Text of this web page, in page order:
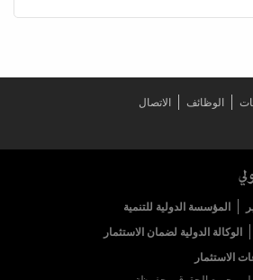
الوظائف
الاتصال
المؤسسة الدولية للتنمية
الوكالة الدولية لضمان الاستثمار
الاستثمار